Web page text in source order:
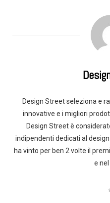
Design Street seleziona e
innovative e i migliori
Design Street è
indipendenti dedicati al
ha vinto per ben 2 volte il
e nel